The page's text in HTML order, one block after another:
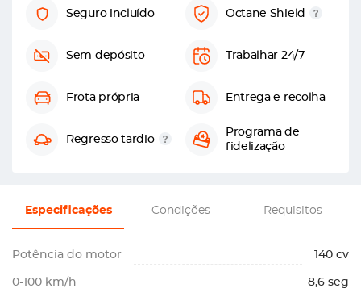
Seguro incluído Octane Shield
Sem depósito Trabalhar 24/7
Frota própria Entrega e recolha
Regresso tardio
Programa de
fidelização
Especificações Condições Requisitos
Potência do motor 140 cv
0-100 km/h 8,6 seg